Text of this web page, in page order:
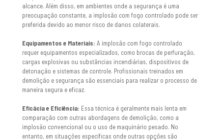
alcance. Além disso, em ambientes onde a segurança é uma
preocupação constante, a implosão com fogo controlado pode ser
preferida devido ao menor risco de danos colaterais.
Equipamentos e Materiais: A implosão com fogo controlado
requer equipamentos especializados, como brocas de perfuração,
cargas explosivas ou substâncias incendiárias, dispositivos de
detonação e sistemas de controle. Profissionais treinados em
demolição e segurança são essenciais para realizar o processo de
maneira segura e eficaz.
Eficácia e Eficiência: Essa técnica é geralmente mais lenta em
comparação com outras abordagens de demolição, como a
implosão convencional ou o uso de maquinário pesado. No
entanto, em situações específicas onde outras opções são